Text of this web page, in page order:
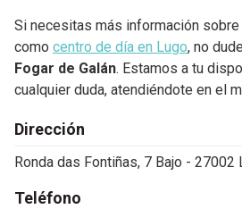
Si necesitas más información
como centro de día en Lugo, no
Fogar de Galán. Estamos a tu
cualquier duda, atendiéndote en el
Dirección
Ronda das Fontiñas, 7 Bajo - 27002
Teléfono